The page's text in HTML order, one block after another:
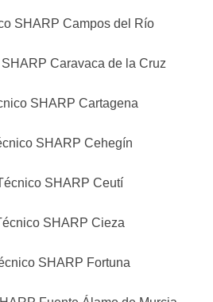
SHARP Campos del Río
Caravaca de la Cruz
SHARP Cartagena
SHARP Cehegín
SHARP Ceutí
SHARP Cieza
SHARP Fortuna